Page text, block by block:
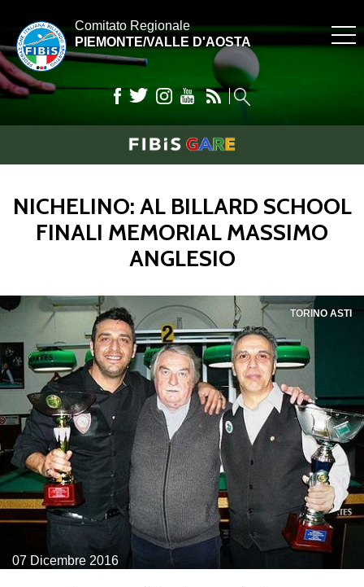
Comitato Regionale
PIEMONTE/VALLE D'AOSTA
NICHELINO: AL BILLARD SCHOOL
FINALI MEMORIAL MASSIMO
ANGLESIO
07 Dicembre 2016
TORINO ASTI